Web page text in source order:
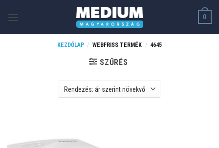
0
KEZDŐLAP / WEBFRISS TERMÉK / 4645
SZŰRÉS